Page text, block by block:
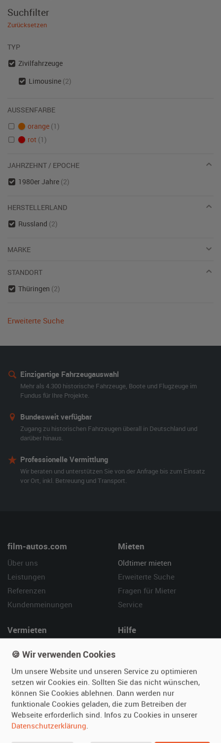
Suchfilter
Zurücksetzen
TYP
Zivilfahrzeuge
Limousine (2)
AUSSENFARBE
orange (1)
rot (1)
JAHRZEHNT / EPOCHE
1980er Jahre (2)
HERSTELLERLAND
Russland (2)
MARKE
STANDORT
Thüringen (2)
Erweiterte Suche
Einzigartige Fahrzeugauswahl
Mehr als 4.300 historische Fahrzeuge, Boote und Flugzeuge im
Fundus für Ihre Projekte.
Bundesweit verfügbar
Zugang zu historischen Fahrzeugen überall in Deutschland und
darüber hinaus.
Professionelle Vermittlung
Wir beraten und unterstützen Sie von der Anfrage bis zum Einsatz
vor Ort, inkl. Betreuung und Transport.
film-autos.com
Über uns
Leistungen
Referenzen
Kundenmeinungen
Mieten
Oldtimer mieten
Erweiterte Suche
Fragen für Mieter
Service
Vermieten
Fotos senden
Fragen für Vermieter
Inserat verwalten
Hilfe
Kontakt
SPECIAL
Berühmte Filmautos –
🍪 Wir verwenden Cookies
Um unsere Website und unseren Service zu optimieren
setzen wir Cookies ein. Sollten Sie das nicht wünschen,
können Sie Cookies ablehnen. Dann werden nur
funktionale Cookies geladen, die zum Betreiben der
Webseite erforderlich sind. Infos zu Cookies in unserer
Datenschutzerklärung.